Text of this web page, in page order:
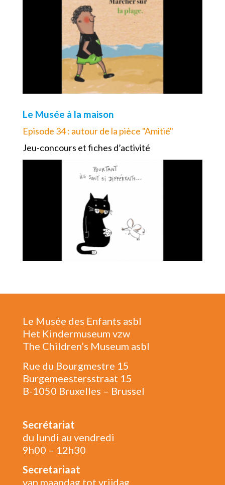
Le Musée à la maison
Episode 34 : autour de la pièce "Amitié"
Jeu-concours et fiches d’activité
Le Musée des Enfants asbl
Het Kindermuseum vzw
The Children’s Museum asbl
Rue du Bourgmestre 15
Burgemeestersstraat 15
B-1050 Bruxelles – Brussel
Secrétariat
du lundi au vendredi
9h00 – 12h30
Secretariaat
van maandag tot vrijdag